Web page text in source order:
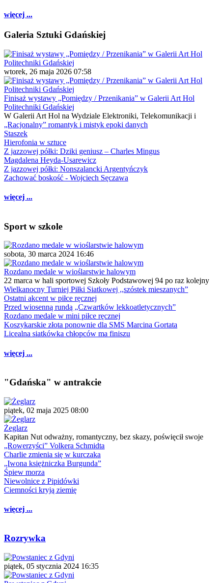
więcej ...
Galeria Sztuki Gdańskiej
wtorek, 26 maja 2026 07:58
Finisaż wystawy „Pomiędzy / Przenikania” w Galerii Art Hol
Politechniki Gdańskiej
W Galerii Art Hol na Wydziale Elektroniki, Telekomunikacji i
„Racjonalny” romantyk i mistyk epoki danych
Staszek
Hierofonia w sztuce
Z jazzowej półki: Dziki geniusz – Charles Mingus
Magdalena Heyda-Usarewicz
Z jazzowej półki: Nonszalancki Argentyńczyk
Zachować boskość - Wojciech Sęczawa
więcej ...
Sport w szkole
sobota, 30 marca 2024 16:46
Rozdano medale w wioślarstwie halowym
22 marca w hali sportowej Szkoły Podstawowej 94 po raz kolejny
Wielkanocny Turniej Piłki Siatkowej ,,szóstek mieszanych”
Ostatni akcent w piłce ręcznej
Przed wiosenną rundą „Czwartków lekkoatletycznych”
Rozdano medale w mini piłce ręcznej
Koszykarskie złota ponownie dla SMS Marcina Gortata
Licealna siatkówka chłopców ma finiszu
więcej ...
"Gdańska" w antrakcie
piątek, 02 maja 2025 08:00
Żeglarz
Kapitan Nut odważny, romantyczny, bez skazy, poświęcił swoje
„Rowerzyści” Volkera Schmidta
Charlie zmienia się w kurczaka
„Iwona księżniczka Burgunda”
Śpiew morza
Niewolnice z Pipidówki
Ciemności kryją ziemię
więcej ...
Rozrywka
piątek, 05 stycznia 2024 16:35